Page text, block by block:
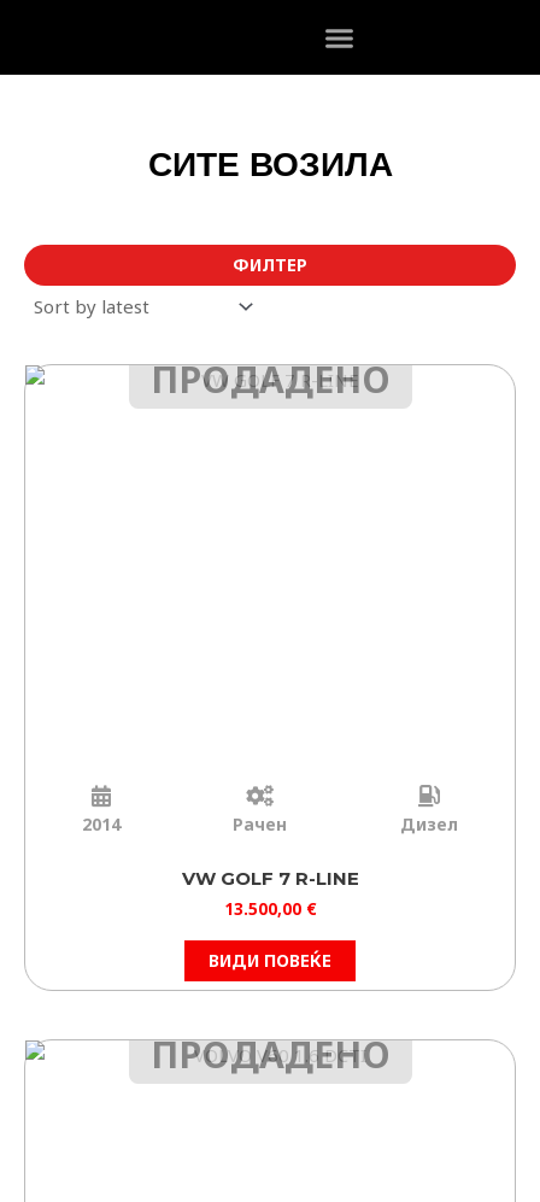
content
СИТЕ ВОЗИЛА
ФИЛТЕР
ПРОДАДЕНО
2014 Рачен Дизел
VW GOLF 7 R-LINE
13.500,00 €
ВИДИ ПОВЕЌЕ
ПРОДАДЕНО